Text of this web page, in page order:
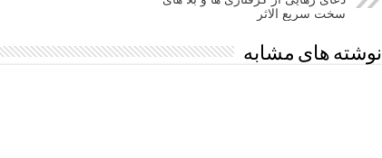
سخت سریع الاثر
نوشته های مشابه